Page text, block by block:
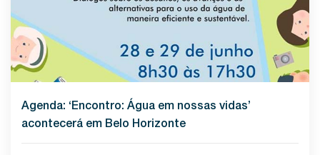
Agenda: ‘Encontro: Água em nossas vidas’
acontecerá em Belo Horizonte